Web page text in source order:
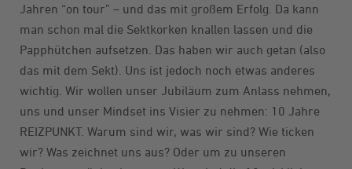
Jahren “on tour” – und das mit großem Erfolg. Da kann
man schon mal die Sektkorken knallen lassen und die
Papphütchen aufsetzen. Das haben wir auch getan (also
das mit dem Sekt). Uns ist jedoch noch etwas anderes
wichtig. Wir wollen unser Jubiläum zum Anlass nehmen,
uns und unser Mindset ins Visier zu nehmen: 10 Jahre
REIZPUNKT. Warum sind wir, was wir sind? Wie ticken
wir? Was zeichnet uns aus? Oder um zu unseren